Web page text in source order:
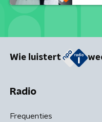
Wie luistert
Radio
Frequenties